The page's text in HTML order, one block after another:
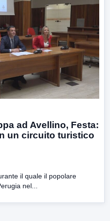
ad Avellino, Festa:
un circuito turistico
il quale il popolare
nel...